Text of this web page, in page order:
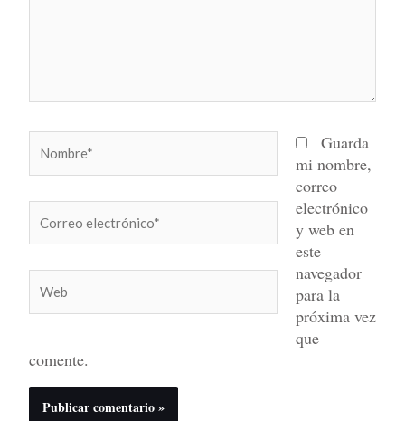
electrónico*
Guarda
mi nombre,
correo
electrónico
y web en
este
navegador
para la
próxima vez
que
comente.